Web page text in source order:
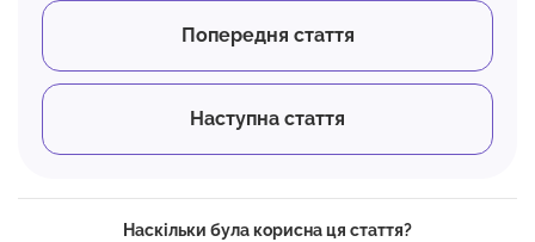
Попередня стаття
Наступна стаття
Наскільки була корисна ця стаття?